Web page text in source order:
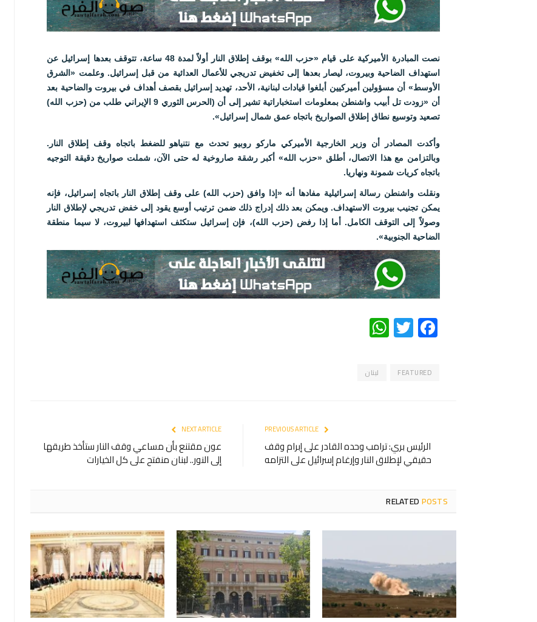
نصت المبادرة الأميركية على قيام «حزب الله» بوقف إطلاق النار أولاً لمدة 48 ساعة، تتوقف بعدها إسرائيل عن
استهداف الضاحية وبيروت، ليصار بعدها إلى تخفيض تدريجي للأعمال العدائية من قبل إسرائيل. وعلمت «الشرق
الأوسط» أن مسؤولين أميركيين أبلغوا قيادات لبنانية، الأحد، تهديد إسرائيل بقصف أهداف في بيروت والضاحية بعد
أن «زودت تل أبيب واشنطن بمعلومات استخباراتية تشير إلى أن (الحرس الثوري 9 الإيراني طلب من (حزب الله)
تصعيد وتوسيع نطاق إطلاق الصواريخ باتجاه عمق شمال إسرائيل».
وأكدت المصادر أن وزير الخارجية الأميركي ماركو روبيو تحدث مع نتنياهو للضغط باتجاه وقف إطلاق النار.
وبالتزامن مع هذا الاتصال، أطلق «حزب الله» أكبر رشقة صاروخية له حتى الآن، شملت صواريخ دقيقة التوجيه
باتجاه كريات شمونة ونهاريا.
ونقلت واشنطن رسالة إسرائيلية مفادها أنه «إذا وافق (حزب الله) على وقف إطلاق النار باتجاه إسرائيل، فإنه
يمكن تجنيب بيروت الاستهداف. ويمكن بعد ذلك إدراج ذلك ضمن ترتيب أوسع يقود إلى خفض تدريجي لإطلاق النار
وصولاً إلى التوقف الكامل. أما إذا رفض (حزب الله)، فإن إسرائيل ستكثف استهدافها لبيروت، لا سيما منطقة
الضاحية الجنوبية».
Facebook
Twitter
FEATURED لبنان
الرئيس بري: ترامب وحده القادر على إبرام وقف
حقيقي لإطلاق النار وإرغام إسرائيل على التزامه
NEXT ARTICLE
عون مقتنع بأن مساعي وقف النار ستأخذ طريقها
إلى النور.. لبنان منفتح على كل الخيارات
RELATEDPOSTS